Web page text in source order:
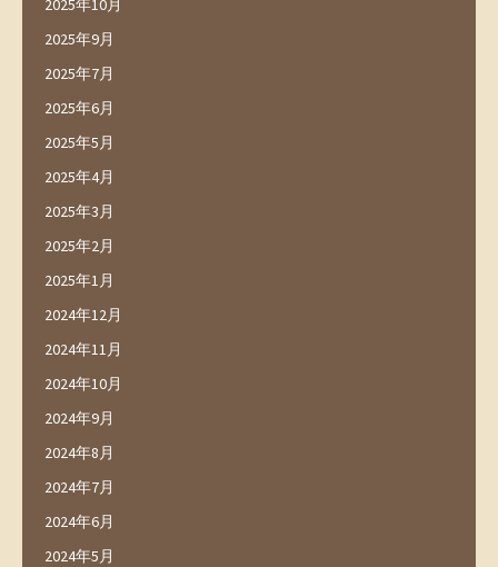
2025年10月
2025年9月
2025年7月
2025年6月
2025年5月
2025年4月
2025年3月
2025年2月
2025年1月
2024年12月
2024年11月
2024年10月
2024年9月
2024年8月
2024年7月
2024年6月
2024年5月